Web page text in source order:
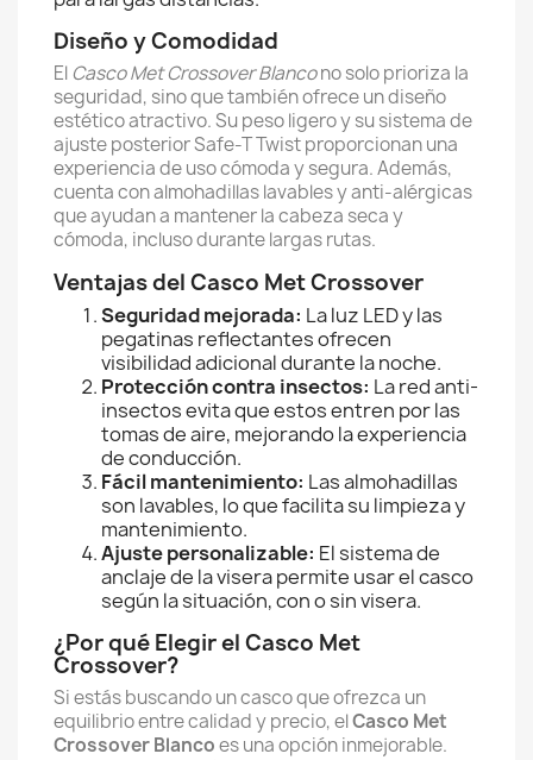
Diseño y Comodidad
El Casco Met Crossover Blancono solo prioriza la
seguridad, sino que también ofrece un diseño
estético atractivo. Su peso ligero y su sistema de
ajuste posterior Safe-T Twist proporcionan una
experiencia de uso cómoda y segura. Además,
cuenta con almohadillas lavables y anti-alérgicas
que ayudan a mantener la cabeza seca y
cómoda, incluso durante largas rutas.
Ventajas del Casco Met Crossover
Seguridad mejorada: La luz LED y las
pegatinas reflectantes ofrecen
visibilidad adicional durante la noche.
Protección contra insectos: La red anti-
insectos evita que estos entren por las
tomas de aire, mejorando la experiencia
de conducción.
Fácil mantenimiento: Las almohadillas
son lavables, lo que facilita su limpieza y
mantenimiento.
Ajuste personalizable: El sistema de
anclaje de la visera permite usar el casco
según la situación, con o sin visera.
¿Por qué Elegir el Casco Met
Crossover?
Si estás buscando un casco que ofrezca un
equilibrio entre calidad y precio, elCasco Met
Crossover Blancoes una opción inmejorable.